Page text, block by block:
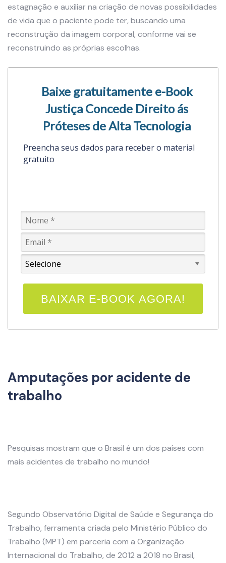
estagnação e auxiliar na criação de novas possibilidades
de vida que o paciente pode ter, buscando uma
reconstrução da imagem corporal, conforme vai se
reconstruindo as próprias escolhas.
Baixe gratuitamente e-Book
Justiça Concede Direito ás
Próteses de Alta Tecnologia
Preencha seus dados para receber o material
gratuito
BAIXAR E-BOOK AGORA!
Amputações por acidente de
trabalho
Pesquisas mostram que o Brasil é um dos países com
mais acidentes de trabalho no mundo!
Segundo Observatório Digital de Saúde e Segurança do
Trabalho, ferramenta criada pelo Ministério Público do
Trabalho (MPT) em parceria com a Organização
Internacional do Trabalho, de 2012 a 2018 no Brasil,